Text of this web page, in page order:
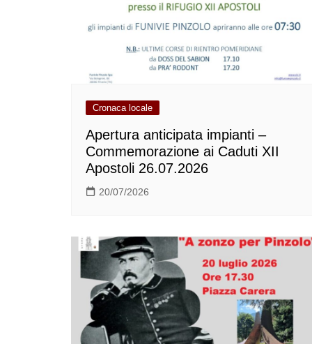
Cronaca locale
Apertura anticipata impianti –
Commemorazione ai Caduti XII
Apostoli 26.07.2026
20/07/2026